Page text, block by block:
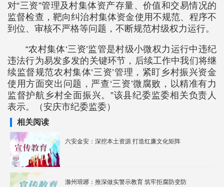
对“三资”管理及村集体资产存量、价值和交易情况的
监督检查，靶向纠治村集体资金使用不规范、程序不
到位、审核不严格等问题，不断规范村级权力运行。
“农村集体‘三资’监管是村级小微权力运行中违纪
违法行为易发多发的关键环节，后续工作中我们将继
续监督规范农村集体‘三资’管理，紧盯乡村振兴资金
使用方面突出问题，严查‘三资’微腐败，以精准有力
监督护航乡村全面振兴。”该县纪委监委相关负责人
表示。（安庆市纪委监委）
相关阅读
六安金安：深挖本土资源 打造红廉文化矩阵
滁州琅琊：推深做实警示教育 筑牢拒腐防变防